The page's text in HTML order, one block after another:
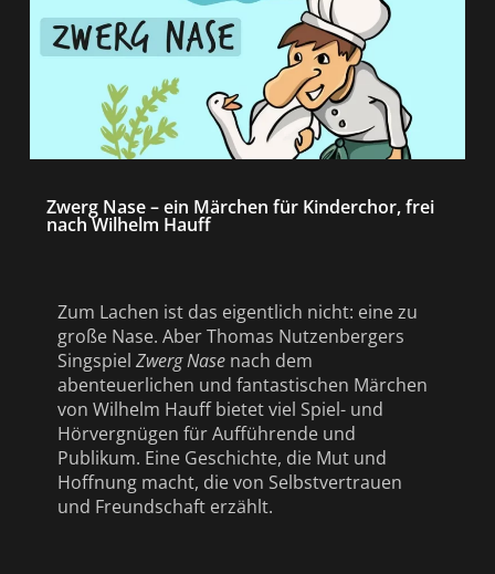
Zwerg Nase – ein Märchen für Kinderchor, frei
nach Wilhelm Hauff
Zum Lachen ist das eigentlich nicht: eine zu
große Nase. Aber Thomas Nutzenbergers
Singspiel Zwerg Nasenach dem
abenteuerlichen und fantastischen Märchen
von Wilhelm Hauff bietet viel Spiel- und
Hörvergnügen für Aufführende und
Publikum. Eine Geschichte, die Mut und
Hoffnung macht, die von Selbstvertrauen
und Freundschaft erzählt.